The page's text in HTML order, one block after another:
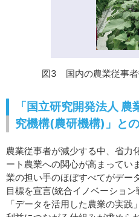
図3 国内の農業従事者
「国立研究開発法人
究機構(農研機構)」と
農業従事者が減少する中、省力
ート農業への関心が高まってい
業の担い手のほぼすべてがデー
目標を宣言(統合イノベーション
「データを活用した農業の実